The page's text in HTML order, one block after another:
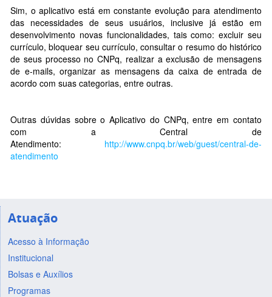
Sim, o aplicativo está em constante evolução para atendimento
das necessidades de seus usuários, inclusive já estão em
desenvolvimento novas funcionalidades, tais como: excluir seu
currículo, bloquear seu currículo, consultar o resumo do histórico
de seus processo no CNPq, realizar a exclusão de mensagens
de e-mails, organizar as mensagens da caixa de entrada de
acordo com suas categorias, entre outras.
Outras dúvidas sobre o Aplicativo do CNPq, entre em contato
com a Central de
Atendimento: http://www.cnpq.br/web/guest/central-de-
atendimento
Atuação
Acesso à Informação
Institucional
Bolsas e Auxílios
Programas